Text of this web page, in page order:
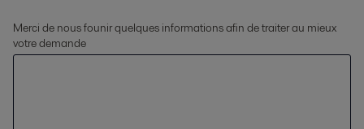
Merci de nous founir quelques informations afin de traiter au mieux
votre demande